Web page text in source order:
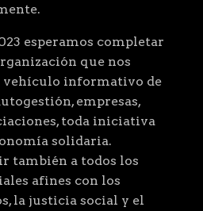
esperamos completar
que nos
vehículo informativo de
empresas,
toda iniciativa
solidaria.
también a todos los
afines con los
la justicia social y el